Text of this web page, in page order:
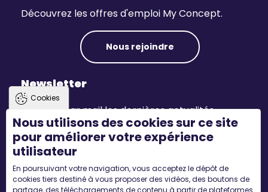
Découvrez les offres d'emploi My Concept.
Nous rejoindre
Newsletter
Recevez par mail les dernières actualités.
S'inscrire
Suivez-nous
Cookies
Nous utilisons des cookies sur ce site
pour améliorer votre expérience
utilisateur
En poursuivant votre navigation, vous acceptez le dépôt de
cookies tiers destiné à vous proposer des vidéos, des boutons de
partage, des téléchargements de contenu à partir de plateformes